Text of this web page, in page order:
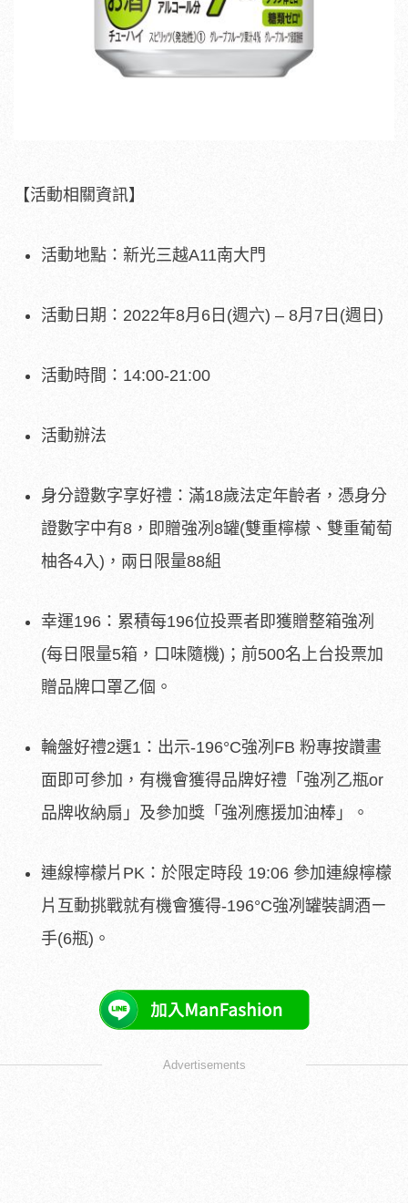
【活動相關資訊】
活動地點：新光三越A11南大門
活動日期：2022年8月6日(週六) – 8月7日(週日)
活動時間：14:00-21:00
活動辦法
身分證數字享好禮：滿18歲法定年齡者，憑身分
證數字中有8，即贈強冽8罐(雙重檸檬、雙重葡萄
柚各4入)，兩日限量88組
幸運196：累積每196位投票者即獲贈整箱強冽
(每日限量5箱，口味隨機)；前500名上台投票加
贈品牌口罩乙個。
輪盤好禮2選1：出示-196°C強冽FB 粉專按讚畫
面即可參加，有機會獲得品牌好禮「強冽乙瓶or
品牌收納扇」及參加獎「強冽應援加油棒」。
連線檸檬片PK：於限定時段 19:06 參加連線檸檬
片互動挑戰就有機會獲得-196°C強冽罐裝調酒ㄧ
手(6瓶)。
Advertisements